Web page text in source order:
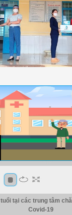
tại các trung tâm
Covid-19